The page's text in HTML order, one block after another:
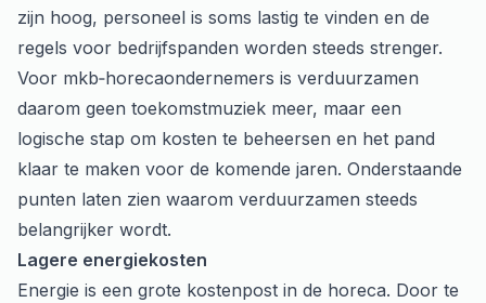
zijn hoog, personeel is soms lastig te vinden en de
regels voor bedrijfspanden worden steeds strenger.
Voor mkb‑horecaondernemers is verduurzamen
daarom geen toekomstmuziek meer, maar een
logische stap om kosten te beheersen en het pand
klaar te maken voor de komende jaren. Onderstaande
punten laten zien waarom verduurzamen steeds
belangrijker wordt.
Lagere energiekosten
Energie is een grote kostenpost in de horeca. Door te